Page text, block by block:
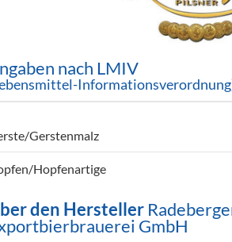
nach LMIV
Gerstenmalz
Hopfenartige
den Hersteller
GmbH